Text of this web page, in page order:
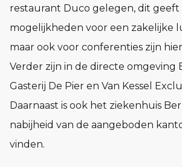
restaurant Duco gelegen, dit geeft
mogelijkheden voor een zakelijke
maar ook voor conferenties zijn
Verder zijn in de directe omgeving
Gasterij De Pier en Van Kessel
Daarnaast is ook het ziekenhuis
nabijheid van de aangeboden
vinden.